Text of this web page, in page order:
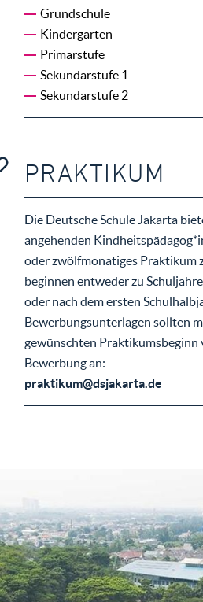
Grundschule
Kindergarten
Primarstufe
Sekundarstufe 1
Sekundarstufe 2
PRAKTIKUM
Die Deutsche Schule Jakarta
angehenden
oder zwölfmonatiges Praktikum
beginnen entweder zu
oder nach dem ersten
Bewerbungsunterlagen sollten
gewünschten Praktikumsbeginn
Bewerbung an:
praktikum@dsjakarta.de